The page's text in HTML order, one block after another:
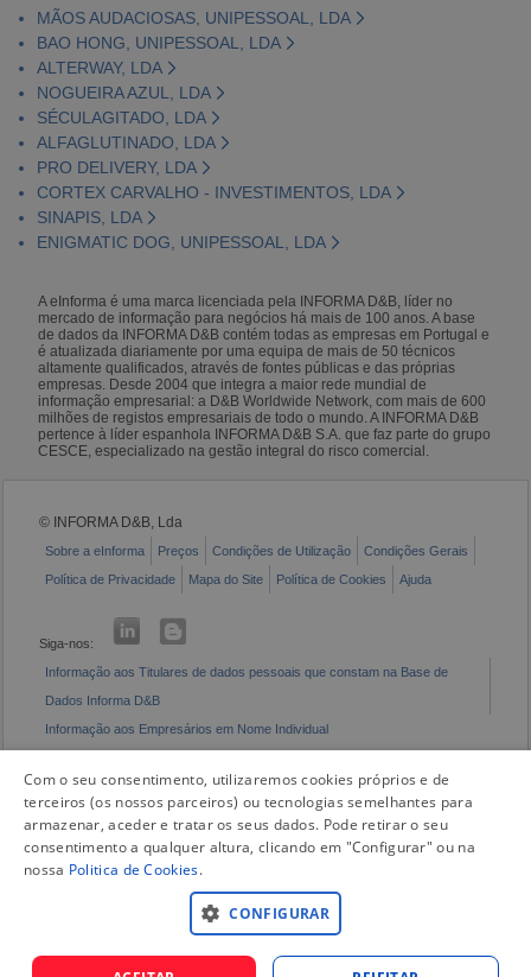
MÃOS AUDACIOSAS, UNIPESSOAL, LDA
BAO HONG, UNIPESSOAL, LDA
ALTERWAY, LDA
NOGUEIRA AZUL, LDA
SÉCULAGITADO, LDA
ALFAGLUTINADO, LDA
PRO DELIVERY, LDA
CORTEX CARVALHO - INVESTIMENTOS, LDA
SINAPIS, LDA
ENIGMATIC DOG, UNIPESSOAL, LDA
A eInforma é uma marca licenciada pela INFORMA D&B, líder no
mercado de informação para negócios há mais de 100 anos. A base
de dados da INFORMA D&B contém todas as empresas em Portugal e
é atualizada diariamente por uma equipa de mais de 50 técnicos
altamente qualificados, através de fontes públicas e das próprias
empresas. Desde 2004 que integra a maior rede mundial de
informação empresarial: a D&B Worldwide Network, com mais de 600
milhões de registos empresariais de todo o mundo. A INFORMA D&B
pertence à líder espanhola INFORMA D&B S.A. que faz parte do grupo
CESCE, especializado na gestão integral do risco comercial.
© INFORMA D&B, Lda
Sobre a eInforma Preços Condições de Utilização
Condições Gerais
Política de Privacidade
Mapa do Site Política de Cookies Ajuda
Siga-nos:
Informação aos Titulares de dados pessoais que constam na Base de
Dados Informa D&B
Informação aos Empresários em Nome Individual
Com o seu consentimento, utilizaremos cookies próprios e de
terceiros (os nossos parceiros) ou tecnologias semelhantes para
armazenar, aceder e tratar os seus dados. Pode retirar o seu
consentimento a qualquer altura, clicando em "Configurar" ou na
nossa Politica de Cookies.
CONFIGURAR